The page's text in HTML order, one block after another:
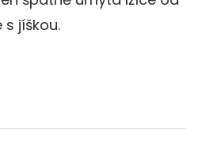
s jíškou.